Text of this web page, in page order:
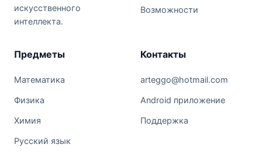
искусственного
интеллекта.
Возможности
Предметы
Математика
Физика
Химия
Русский язык
Контакты
arteggo@hotmail.com
Android приложение
Поддержка